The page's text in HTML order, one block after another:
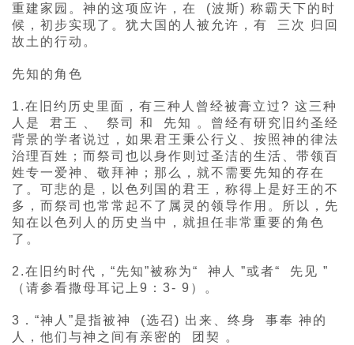
重建家园。神的这项应许，在 (波斯) 称霸天下的时
候，初步实现了。犹大国的人被允许，有 三次 归回
故土的行动。
先知的角色
1.在旧约历史里面，有三种人曾经被膏立过? 这三种
人是 君王 、 祭司 和 先知 。曾经有研究旧约圣经
背景的学者说过，如果君王秉公行义、按照神的律法
治理百姓；而祭司也以身作则过圣洁的生活、带领百
姓专一爱神、敬拜神；那么，就不需要先知的存在
了。可悲的是，以色列国的君王，称得上是好王的不
多，而祭司也常常起不了属灵的领导作用。所以，先
知在以色列人的历史当中，就担任非常重要的角色
了。
2.在旧约时代，“先知”被称为“ 神人 ”或者“ 先见 ”
（请参看撒母耳记上9：3- 9）。
3．“神人”是指被神 (选召) 出来、终身 事奉 神的
人，他们与神之间有亲密的 团契 。